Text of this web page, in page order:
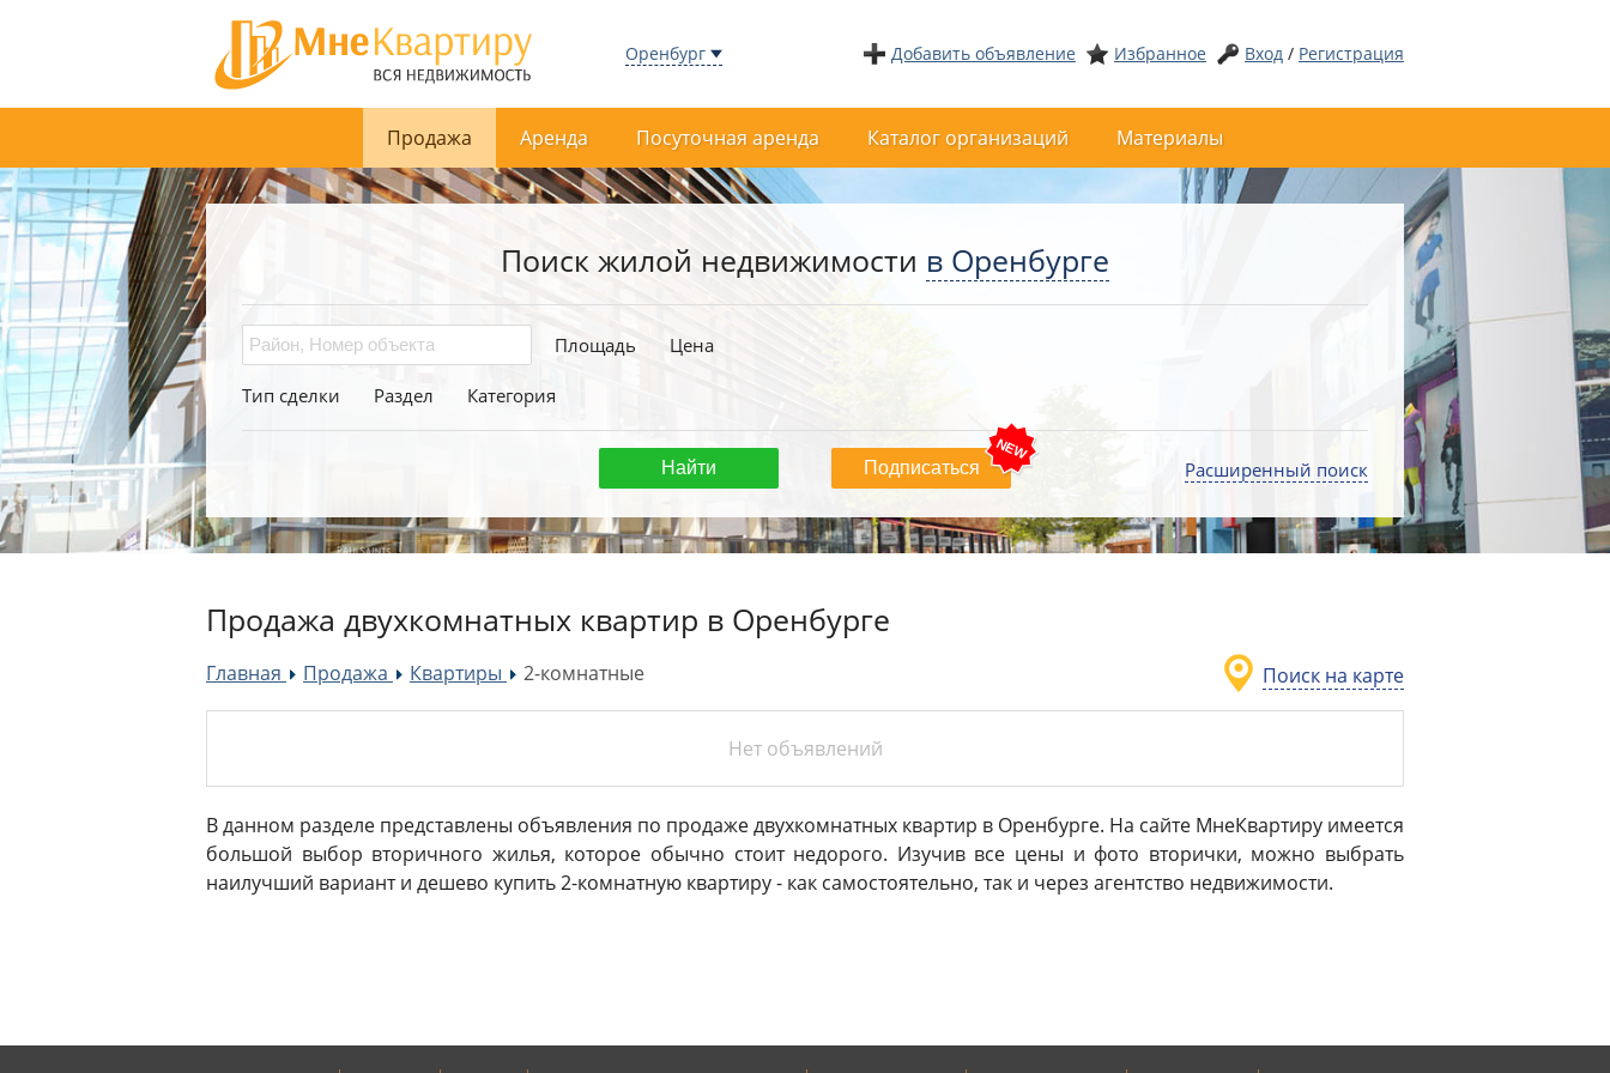
Оренбург Добавить объявление Избранное Вход / Регистрация
Продажа Аренда Посуточная аренда Каталог организаций Материалы
Поиск жилой недвижимости в Оренбурге
Площадь Цена
Тип сделки Раздел Категория
Подписаться Расширенный поиск
Продажа двухкомнатных квартир в Оренбурге
Поиск на карте
Главная »Продажа »Квартиры »
2-комнатные
Нет объявлений
В данном разделе представлены объявления по продаже двухкомнатных квартир в Оренбурге. На сайте МнеКвартиру имеется
большой выбор вторичного жилья, которое обычно стоит недорого. Изучив все цены и фото вторички, можно выбрать
наилучший вариант и дешево купить 2-комнатную квартиру - как самостоятельно, так и через агентство недвижимости.